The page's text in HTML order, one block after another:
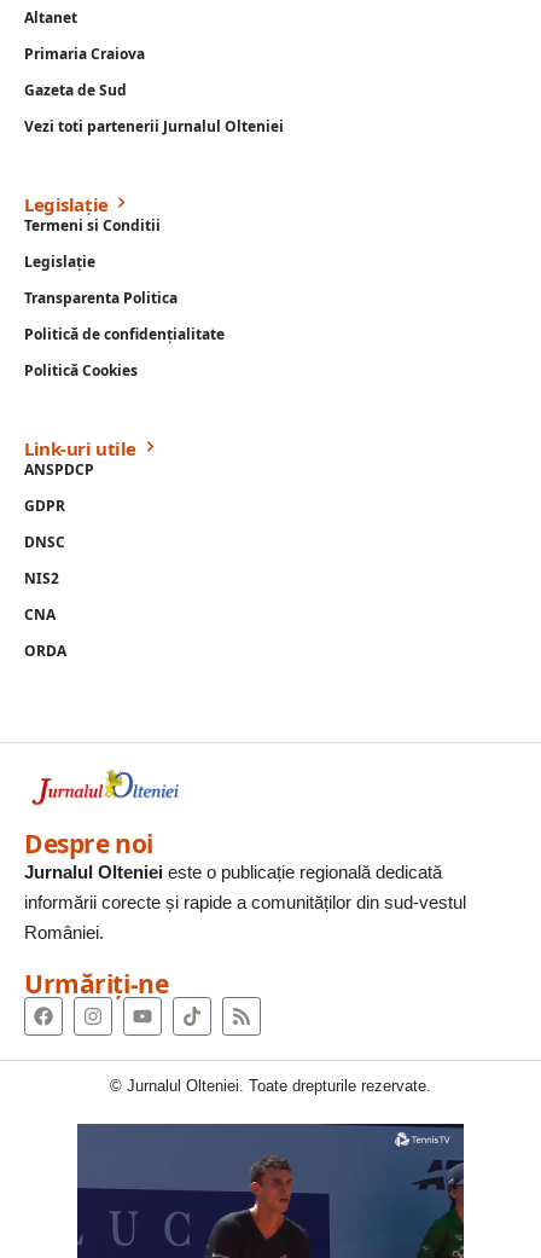
Altanet
Primaria Craiova
Gazeta de Sud
Vezi toti partenerii Jurnalul Olteniei
Legislație
Termeni si Conditii
Legislație
Transparenta Politica
Politică de confidențialitate
Politică Cookies
Link-uri utile
ANSPDCP
GDPR
DNSC
NIS2
CNA
ORDA
Despre noi
Jurnalul Olteniei este o publicație regională dedicată
informării corecte și rapide a comunităților din sud-vestul
României.
Urmăriți-ne
© Jurnalul Olteniei. Toate drepturile rezervate.